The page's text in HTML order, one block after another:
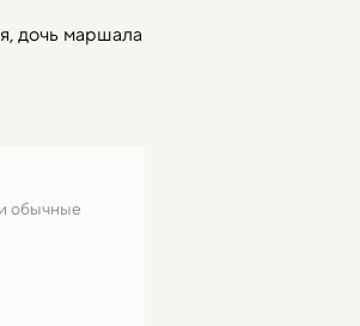
дочь маршала
обычные